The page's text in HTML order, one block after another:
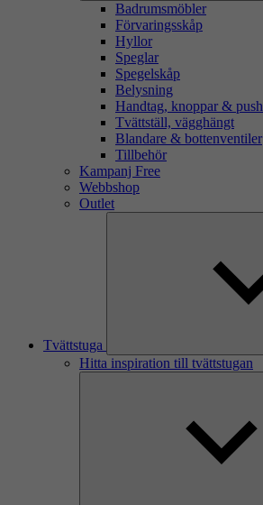
Badrumsmöbler
Förvaringsskåp
Hyllor
Speglar
Spegelskåp
Belysning
Handtag, knoppar & push
Tvättställ, vägghängt
Blandare & bottenventiler
Tillbehör
Kampanj Free
Webbshop
Outlet
Tvättstuga
Hitta inspiration till tvättstugan